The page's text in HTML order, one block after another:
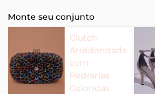
Monte seu conjunto
Clutch
Arredondada
com
Pedrarias
Coloridas